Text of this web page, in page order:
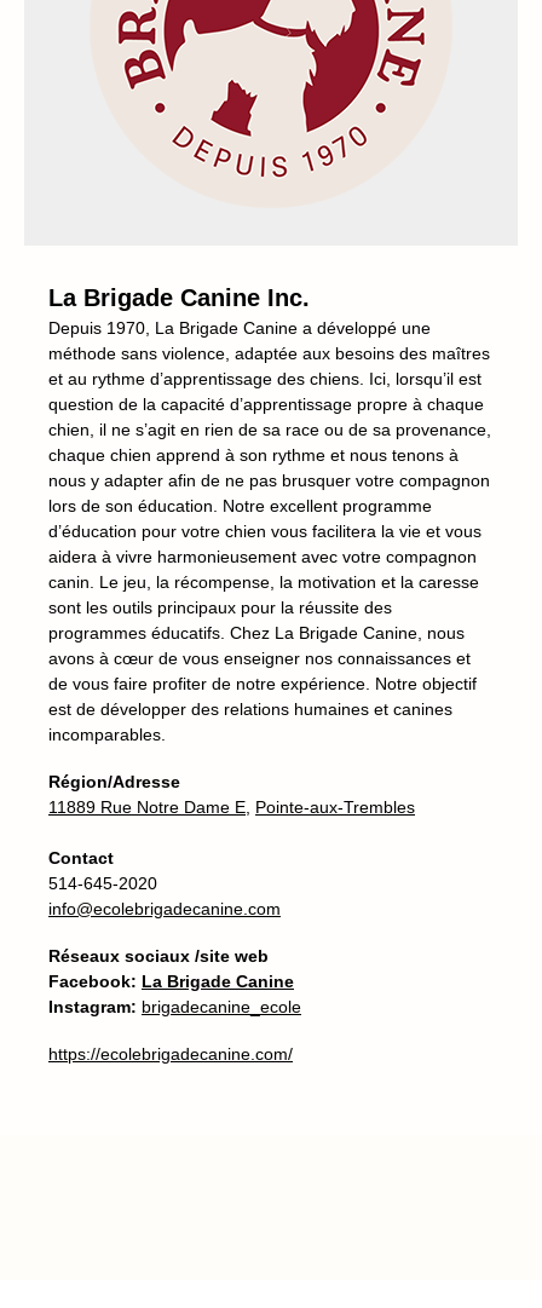
La Brigade Canine Inc.
Depuis 1970, La Brigade Canine a développé une
méthode sans violence, adaptée aux besoins des maîtres
et au rythme d’apprentissage des chiens. Ici, lorsqu’il est
question de la capacité d’apprentissage propre à chaque
chien, il ne s’agit en rien de sa race ou de sa provenance,
chaque chien apprend à son rythme et nous tenons à
nous y adapter afin de ne pas brusquer votre compagnon
lors de son éducation. Notre excellent programme
d’éducation pour votre chien vous facilitera la vie et vous
aidera à vivre harmonieusement avec votre compagnon
canin. Le jeu, la récompense, la motivation et la caresse
sont les outils principaux pour la réussite des
programmes éducatifs. Chez La Brigade Canine, nous
avons à cœur de vous enseigner nos connaissances et
de vous faire profiter de notre expérience. Notre objectif
est de développer des relations humaines et canines
incomparables.
Région/Adresse
11889 Rue Notre Dame E, Pointe-aux-Trembles
Contact
514-645-2020
info@ecolebrigadecanine.com
Réseaux sociaux /site web
Facebook: La Brigade Canine
Instagram: brigadecanine_ecole
https://ecolebrigadecanine.com/